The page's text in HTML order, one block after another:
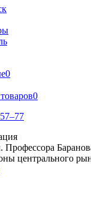
0
0
Профессора
центрального